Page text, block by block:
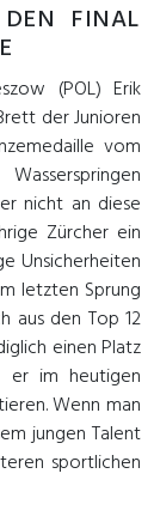
FINAL
(POL) Erik
der Junioren
vom
nicht an diese
Zürcher ein
Unsicherheiten
letzten Sprung
aus den Top 12
einen Platz
er im heutigen
Wenn man
jungen Talent
sportlichen